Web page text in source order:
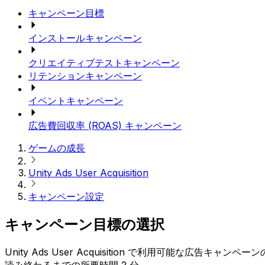
キャンペーン目標
インストールキャンペーン
クリエイティブテストキャンペーン
リテンションキャンペーン
イベントキャンペーン
広告費回収率 (ROAS) キャンペーン
ゲームの成長
Unity Ads User Acquisition
キャンペーン設定
キャンペーン目標の選択
Unity Ads User Acquisition で利用可能な広告キャンペーン